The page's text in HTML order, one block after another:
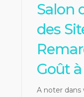
Salon
des
Goût
A noter dans